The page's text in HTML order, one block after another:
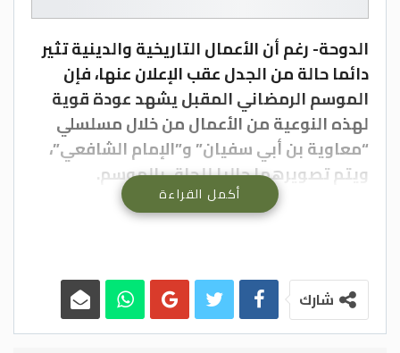
الدوحة- رغم أن الأعمال التاريخية والدينية تثير
دائما حالة من الجدل عقب الإعلان عنها، فإن
الموسم الرمضاني المقبل يشهد عودة قوية
لهذه النوعية من الأعمال من خلال مسلسلي
“معاوية بن أبي سفيان” و”الإمام الشافعي”،
ويتم تصويرهما حاليا للحاق بالموسم.
الفتنة الكبرى
بدأ المخرج طارق العريان، قبل فترة، تصوير
الصحفي خالد صلاح، ويضم العمل كوكبة من
الفنانين من الوطن العربي.
يمثل شخصية معاوية بن أبي سفيان الفنان
أكمل القراءة
شارك